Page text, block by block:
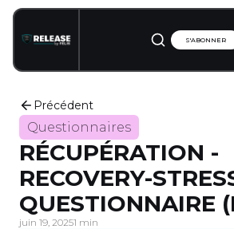
S'ABONNER
Précédent
Questionnaires
RÉCUPÉRATION -
RECOVERY-
QUESTIONNAIRE
juin 19, 20251 min